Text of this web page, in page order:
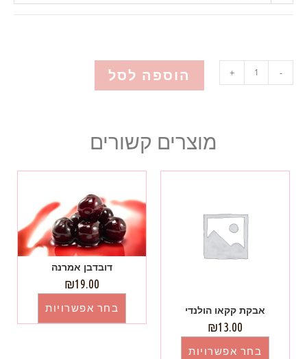
-
+ הוספה לסל
מוצרים קשורים
אבקת קקאו הולנדי
₪13.00
בחר אפשרויות
דובדבן אמרנה
₪19.00
בחר אפשרויות